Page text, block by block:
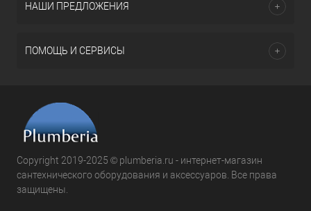
НАШИ ПРЕДЛОЖЕНИЯ
ПОМОЩЬ И СЕРВИСЫ
Copyright 2019-2025 © plumberia.ru - интернет-магазин
сантехнического оборудования и аксессуаров. Все права
защищены.